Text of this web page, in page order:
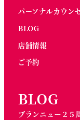
パーソナルカウン
BLOG
店舗情報
ご予約
BLOG
ブランニュー２